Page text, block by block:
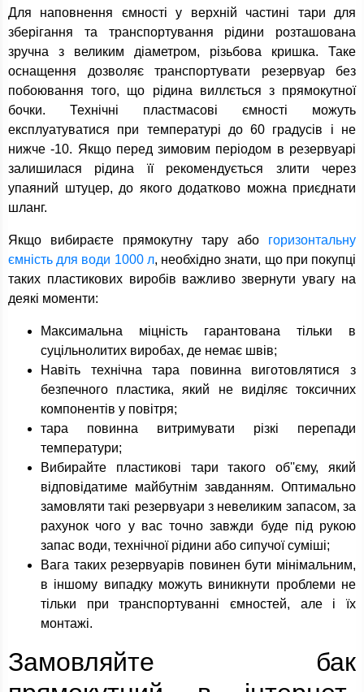
Для наповнення ємності у верхній частині тари для
зберігання та транспортування рідини розташована
зручна з великим діаметром, різьбова кришка. Таке
оснащення дозволяє транспортувати резервуар без
побоювання того, що рідина виллється з прямокутної
бочки. Технічні пластмасові ємності можуть
експлуатуватися при температурі до 60 градусів і не
нижче -10. Якщо перед зимовим періодом в резервуарі
залишилася рідина її рекомендується злити через
упаяний штуцер, до якого додатково можна приєднати
шланг.
Якщо вибираєте прямокутну тару або горизонтальну
ємність для води 1000 л, необхідно знати, що при покупці
таких пластикових виробів важливо звернути увагу на
деякі моменти:
Максимальна міцність гарантована тільки в
суцільнолитих виробах, де немає швів;
Навіть технічна тара повинна виготовлятися з
безпечного пластика, який не виділяє токсичних
компонентів у повітря;
тара повинна витримувати різкі перепади
температури;
Вибирайте пластикові тари такого об''єму, який
відповідатиме майбутнім завданням. Оптимально
замовляти такі резервуари з невеликим запасом, за
рахунок чого у вас точно завжди буде під рукою
запас води, технічної рідини або сипучої суміші;
Вага таких резервуарів повинен бути мінімальним,
в іншому випадку можуть виникнути проблеми не
тільки при транспортуванні ємностей, але і їх
монтажі.
Замовляйте бак